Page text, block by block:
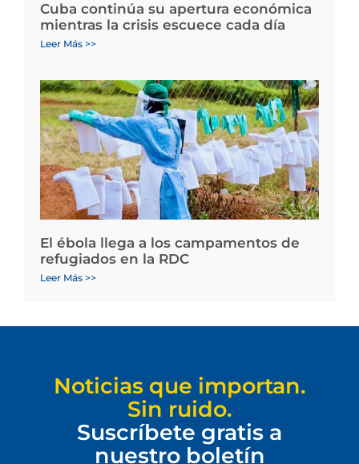
Cuba continúa su apertura económica
mientras la crisis escuece cada día
Leer Más >>
El ébola llega a los campamentos de
refugiados en la RDC
Leer Más >>
Noticias que importan.
Sin ruido.
Suscríbete gratis a
nuestro boletín